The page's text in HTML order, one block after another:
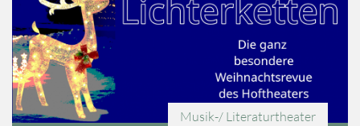
Musik-/ Literaturtheater